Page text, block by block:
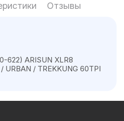
Отзывы
622) ARISUN XLR8
URBAN / TREKKUNG 60TPI